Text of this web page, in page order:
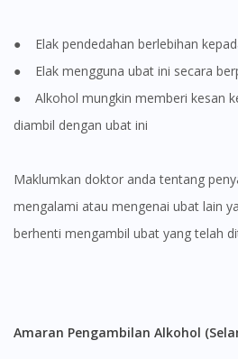
DoctorOnCall
Continue to
No, please do not
● Elak pendedahan berlebihan
● Elak mengguna ubat ini secara
● Alkohol mungkin memberi kesan kepada hati anda jika
diambil dengan ubat ini
Maklumkan doktor anda tentang penyakit lain yang anda
mengalami atau mengenai ubat lain
berhenti mengambil ubat yang telah
Amaran Pengambilan Alkohol